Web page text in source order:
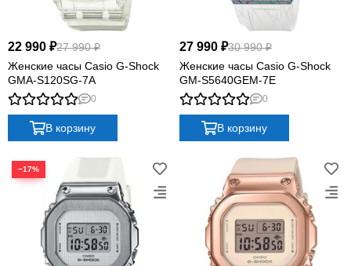
22 990 ₽27 990 ₽
Женские часы Casio G-Shock
GMA-S120SG-7A
0
В корзину
27 990 ₽30 990 ₽
Женские часы Casio G-Shock
GM-S5640GEM-7E
0
В корзину
−17%